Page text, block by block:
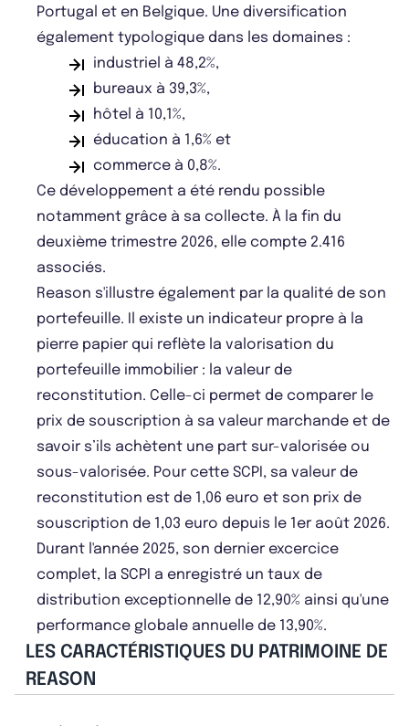
Portugal et en Belgique. Une diversification
également typologique dans les domaines :
industriel à 48,2%,
bureaux à 39,3%,
hôtel à 10,1%,
éducation à 1,6% et
commerce à 0,8%.
Ce développement a été rendu possible
notamment grâce à sa collecte. À la fin du
deuxième trimestre 2026, elle compte 2.416
associés.
Reason s'illustre également par la qualité de son
portefeuille. Il existe un indicateur propre à la
pierre papier qui reflète la valorisation du
portefeuille immobilier : la valeur de
reconstitution. Celle-ci permet de comparer le
prix de souscription à sa valeur marchande et de
savoir s’ils achètent une part sur-valorisée ou
sous-valorisée. Pour cette SCPI, sa valeur de
reconstitution est de 1,06 euro et son prix de
souscription de 1,03 euro depuis le 1er août 2026.
Durant l'année 2025, son dernier excercice
complet, la SCPI a enregistré un taux de
distribution exceptionnelle de 12,90% ainsi qu'une
performance globale annuelle de 13,90%.
LES CARACTÉRISTIQUES DU PATRIMOINE DE
REASON